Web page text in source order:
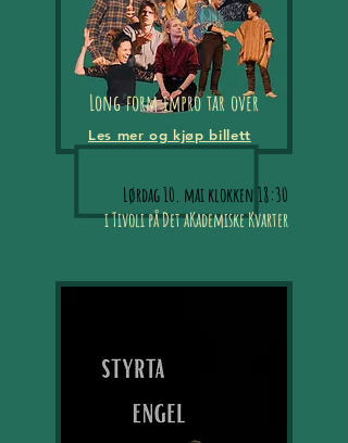
Long form impro tar over
Les mer og kjøp billett
Lørdag 10. mai klokken 18:30
i Tivoli på Det aKademiske Kvarter